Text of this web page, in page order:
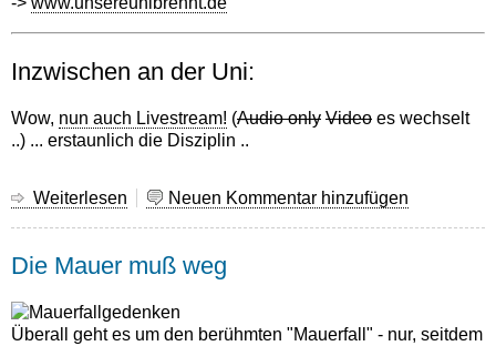
Inzwischen an der Uni:
Wow, nun auch Livestream! (Audio only Video es wechselt
..) ... erstaunlich die Disziplin ..
Weiterlesen über
gut
Neuen Kommentar hinzufügen
Die Mauer muß weg
Überall geht es um den berühmten "Mauerfall" - nur, seitdem